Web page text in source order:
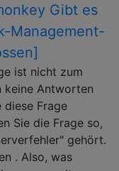
Gibt es
Management-
ist nicht zum
keine Antworten
Frage
Sie die Frage so,
gehört.
. Also, was